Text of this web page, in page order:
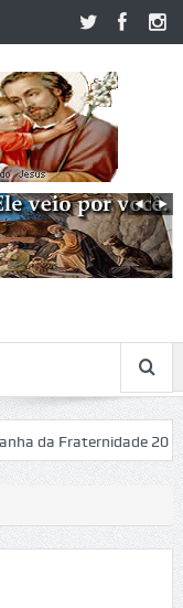
Fraternidade 2020